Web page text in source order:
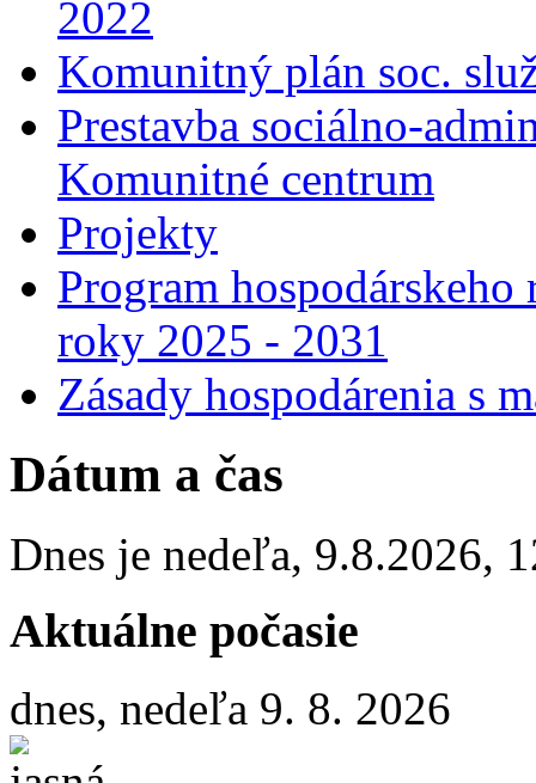
2022
Komunitný plán soc.
Prestavba sociálno-
Komunitné centrum
Projekty
Program
roky 2025 - 2031
Zásady hospodárenia s
Dátum a čas
Dnes je nedeľa, 9.8.2026,
Aktuálne počasie
dnes, nedeľa 9. 8. 2026